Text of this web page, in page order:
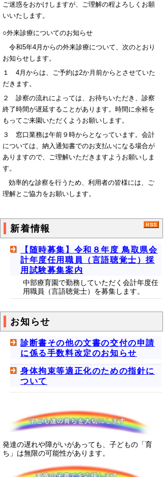
ご迷惑をおかけしますが、ご理解の程よろしくお願
いいたします。
○外来診療についてのお知らせ
令和5年4月からの外来診療について、次のとおり
お知らせします。
１ 4月からは、ご予約は2か月前からとさせていた
だきます。
２ 診察の流れによっては、お待ちいただき、診察
終了時間が遅延することがあります。時間に余裕を
もってご来園いただくようお願いします。
３ 窓口業務は午前９時からとなっています。会計
については、納入通知書でのお支払いになる場合が
ありますので、ご理解いただきますようお願いしま
す。
効率的な診察を行うため、利用者の皆様には、ご
理解とご協力をお願いします。
新着情報
【随時募集】令和８年度 鳥取県会
計年度任用職員（言語聴覚士）採
用試験募集案内
中部療育園で勤務していただく会計年度任
用職員（言語聴覚士）を募集します。
お知らせ
診断書その他の文書の交付の申請
に係る手数料改定のお知らせ
身体拘束等適正化のための指針に
ついて
発達の遅れや障がいがあっても、子どもの「育
ち」は無限の可能性があります。